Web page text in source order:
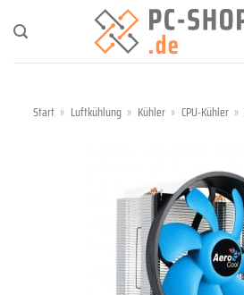
Inhalt
springen
Start » Luftkühlung » Kühler » CPU-Kühler »